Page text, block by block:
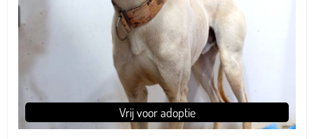
Vrij voor adoptie